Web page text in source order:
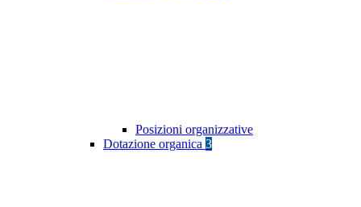
Posizioni organizzative
Dotazione organica 3